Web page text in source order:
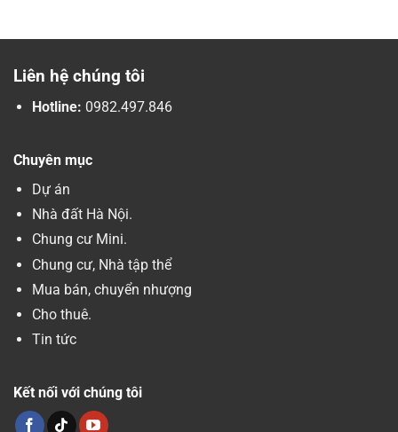
Liên hệ chúng tôi
Hotline: 0982.497.846
Chuyên mục
Dự án
Nhà đất Hà Nội.
Chung cư Mini.
Chung cư, Nhà tập thể
Mua bán, chuyển nhượng
Cho thuê.
Tin tức
Kết nối với chúng tôi